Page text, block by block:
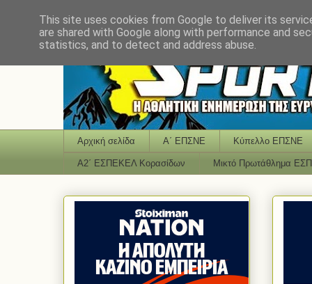
Αρχική σελίδα Α΄ ΕΠΣΝΕ Κύπελλο ΕΠΣΝΕ
Α2΄ ΕΣΠΕΚΕΛ Κορασίδων Μικτό Πρωτάθλημα
This site uses cookies from Google to deliver its
are shared with Google along with performance and
statistics, and to detect and address abuse.